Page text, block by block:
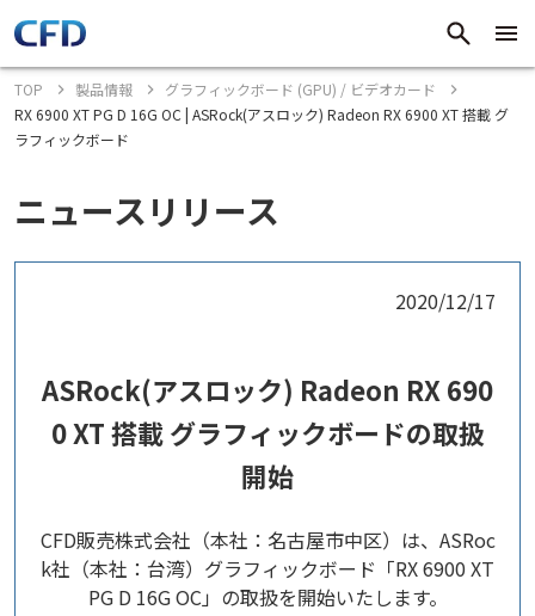
TOP 製品情報
グラフィックボード (GPU) / ビデオカード
RX 6900 XT PG D 16G OC | ASRock(アスロック) Radeon RX 6900 XT 搭載 グ
ラフィックボード
ニュースリリース
2020/12/17
ASRock(アスロック) Radeon RX 690
0 XT 搭載 グラフィックボードの取扱
開始
CFD販売株式会社（本社：名古屋市中区）は、ASRoc
k社（本社：台湾）グラフィックボード「RX 6900 XT
PG D 16G OC」の取扱を開始いたします。